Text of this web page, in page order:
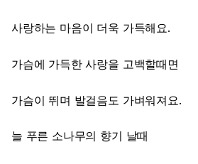
사랑하는 마음이 더욱 가득해요.
가슴에 가득한 사랑을 고백할때면
가슴이 뛰며 발걸음도 가벼워져요.
늘 푸른 소나무의 향기 날때